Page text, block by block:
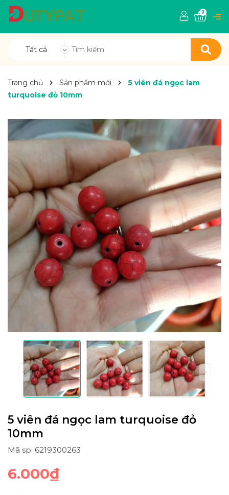
Tất cả
0
Trang chủ Sản phẩm mới
5 viên đá ngọc lam
turquoise đỏ 10mm
5 viên đá ngọc lam turquoise đỏ
10mm
Mã sp: 6219300263
6.000₫